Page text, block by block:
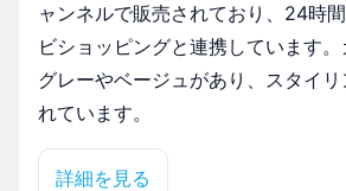
ャンネルで販売されており、24時
ビショッピングと連携しています
グレーやベージュがあり、スタイ
れています。
詳細を見る